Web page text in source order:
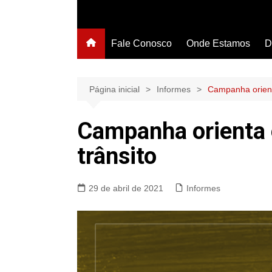
Fale Conosco Onde Estamos
Página inicial Informes Campanha
Campanha
trânsito
29 de abril de 2021 Informes